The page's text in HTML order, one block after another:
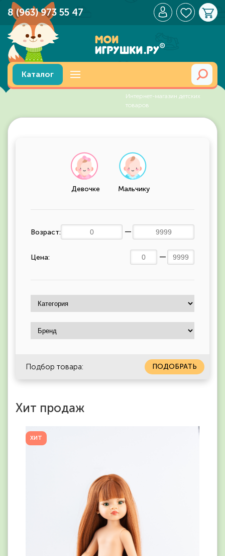
Перейти к содержимому
8 (963) 973 55 47
Каталог
Возраст:
Цена:
Подбор товара: ПОДОБРАТЬ
Хит продаж
ХИТ